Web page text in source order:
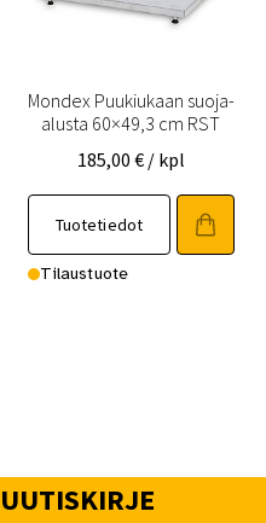
Mondex Puukiukaan suoja-
alusta 60×49,3 cm RST
185,00 € / kpl
Tuotetiedot
Tilaustuote
UUTISKIRJE